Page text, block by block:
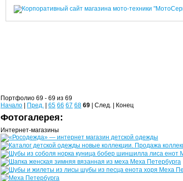
Портфолио 69 - 69 из 69
Начало
Пред. 65 66 67 68 69 | След. | Конец
Фотогалерея:
Интернет-магазины